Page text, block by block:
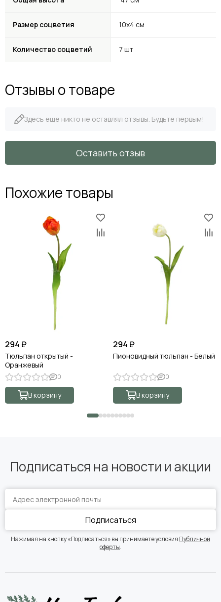
Размер соцветия 10х4 см
Количество соцветий 7 шт
Отзывы о товаре
Здесь еще никто не оставлял отзывы. Будьте первым!
Оставить отзыв
Похожие товары
294 ₽
Тюльпан открытый -
Оранжевый
0
В корзину
294 ₽
Пионовидный тюльпан - Белый
0
В корзину
Подписаться на новости и акции
Подписаться
Нажимая на кнопку «Подписаться» вы принимаете условия Публичной
оферты.